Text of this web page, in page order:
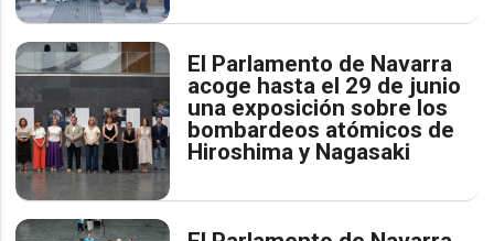
El Parlamento de Navarra
acoge hasta el 29 de junio
una exposición sobre los
bombardeos atómicos de
Hiroshima y Nagasaki